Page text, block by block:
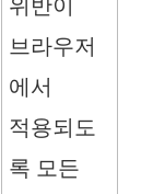
위반이
브라우저
에서
적용되도
록 모든